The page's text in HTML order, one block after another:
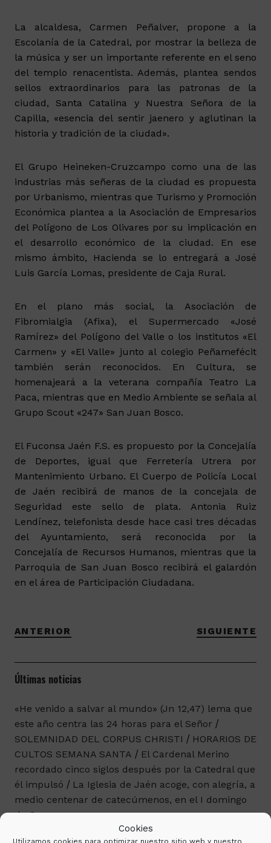
Cookies
Utilizamos cookies para optimizar nuestro sitio web y nuestro
La alcaldesa, Carmen Peñalver, propone a la
Escolanía de la Catedral, por mostrar la belleza de
la música y ser un importante referente en el seno
del templo renacentista. Además, plantea sendos
sellos extraordinarios para las patronas de la
ciudad, Santa Catalina y Nuestra Señora de la
Capilla, «esencia del sentir jaenero y aglutinan la
historia y tradición de la ciudad».
El Grupo Heineken-Cruzcampo como una de las
industrias más señeras de la ciudad es propuesta
por Urbanismo, mientras que Turismo y Promoción
Económica plantea a la Asociación de Empresarios
del Polígono de Los Olivares por su implicación en
el desarrollo económico de la ciudad. En ese
mismo ámbito, Hacienda se lo entregará a José
Luis García Lomas, presidente de Caja Rural.
En el plano más social, la Asociación de
Fibromialgia (Afixa), el Supermercado «José
Ramírez» del Polígono del Valle o los institutos «El
Carmen» y «El Valle» junto al colegio Peñamefécit
también serán reconocidos. En Cultura, se
homenajeará a la veterana compañía Teatro La
Paca, mientras que en Medio Ambiente se señala al
Grupo Scout «247» San Juan Bosco.
El Fuconsa Jaén F.S. es propuesto por la Concejalía
de Deportes, igual que Ferretería Utrera por
Mantenimiento Urbano. El Cuerpo de Policía Local
de Jaén recibirá de manos de la concejala de
Seguridad este sello de plata. Antonia Ruiz
Lendínez, telefonista desde hace casi tres décadas
del Ayuntamiento, será reconocida por la
Concejalía de Recursos Humanos, mientras que la
Parroquia de San Juan Bosco recibirá el galardón
en el área de Participación Ciudadana.
ANTERIOR SIGUIENTE
Últimas noticias
«He venido a salvar al mundo» (Jn 12,47) lema que
este año centra las 24 horas para el Señor
SOLEMNIDAD DEL CORPUS CHRISTI
HORARIOS DE
CULTOS SEMANA SANTA
El Cardenal Merino
recordado cinco siglos después por la Catedral que
él impulsó
La Iglesia de Jaén acoge, con alegría, a
medio centenar de catecúmenos, en el I domingo
de Cuaresma